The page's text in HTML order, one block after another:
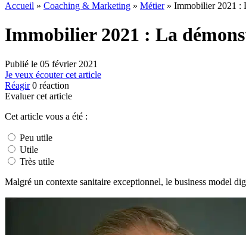
Accueil » Coaching & Marketing » Métier» Immobilier 2021 :
Immobilier 2021 : La
Publié le 05 février 2021
Je veux écouter cet article
Réagir 0 réaction
Evaluer cet article
Cet article vous a été :
Peu utile
Utile
Très utile
Malgré un contexte sanitaire exceptionnel, le business model